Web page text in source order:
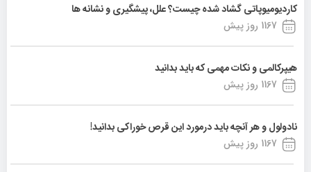
کاردیومیوپاتی گشاد شده چیست؟ علل، پیشگیری و نشانه ها
1167 روز پیش
هیپرکالمی و نکات مهمی که باید بدانید
1167 روز پیش
نادولول و هر آنچه باید درمورد این قرص خوراکی بدانید!
1167 روز پیش